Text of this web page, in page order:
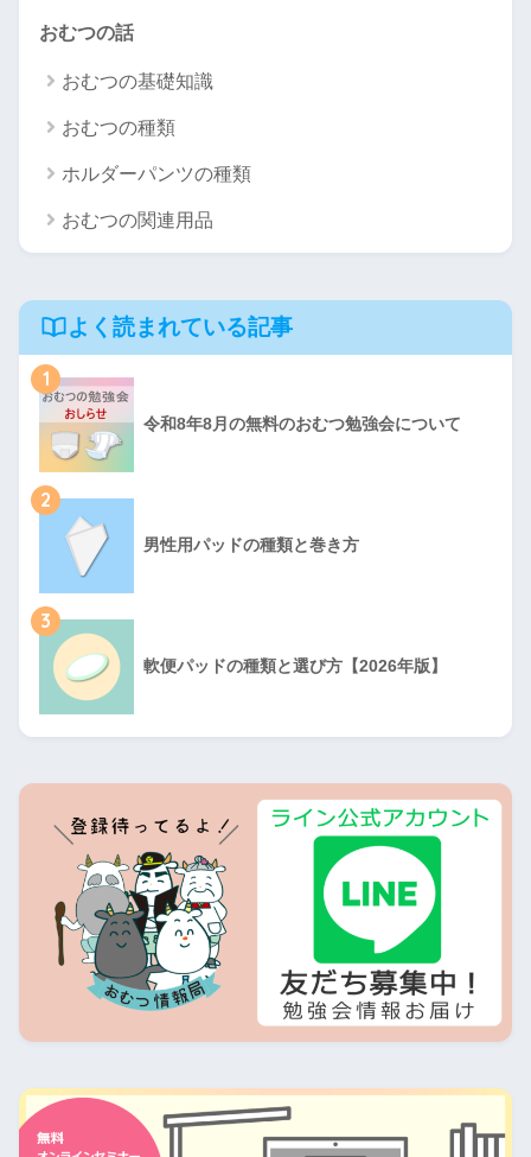
おむつの話
おむつの基礎知識
おむつの種類
ホルダーパンツの種類
おむつの関連用品
よく読まれている記事
1
令和8年8月の無料のおむつ勉強会について
2
男性用パッドの種類と巻き方
3
軟便パッドの種類と選び方【2026年版】